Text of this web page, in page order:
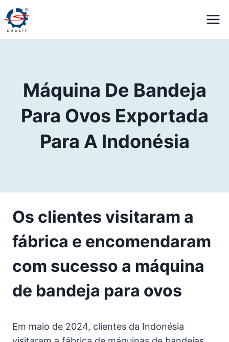
Pular
para
Máquina De Bandeja
Para Ovos Exportada
Para A Indonésia
Os clientes visitaram a
fábrica e encomendaram
com sucesso a máquina
de bandeja para ovos
Em maio de 2024, clientes da Indonésia